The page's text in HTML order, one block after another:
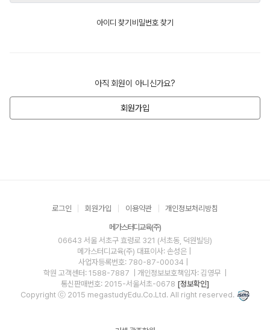
아이디 찾기 비밀번호 찾기
아직 회원이 아니신가요?
회원가입
로그인 회원가입 이용약관 개인정보처리방침
메가스터디교육(주)
06643 서울 서초구 효령로 321 (서초동, 덕원빌딩)
메가스터디교육(주) 대표이사: 손성은 |
사업자등록번호: 780-87-00034
학원 고객센터: 1588-7887
| 개인정보보호책임자: 김영무
통신판매번호: 2015-서울서초-0678 [정보확인]
Copyright ⓒ 2015 megastudyEdu.Co.Ltd. All right reserved.